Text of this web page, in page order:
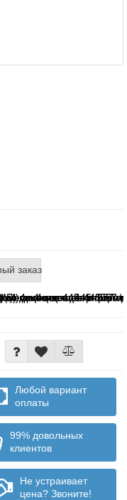
заказ
Любой вариант
оплаты
99% довольных
клиентов
Не устраивает
цена? Звоните!